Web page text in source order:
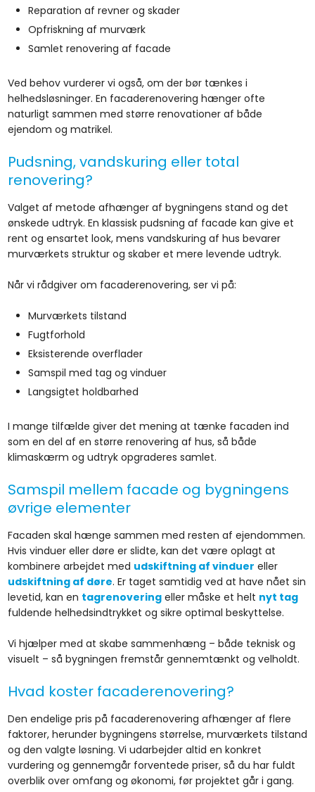
​Reparation af revner og skader
​Opfriskning af murværk
​Samlet renovering af facade
Ved behov vurderer vi også, om der bør tænkes i
helhedsløsninger. En facaderenovering hænger ofte
naturligt sammen med større renovationer af både
ejendom og matrikel.
Pudsning, vandskuring eller total
renovering?
Valget af metode afhænger af bygningens stand og det
ønskede udtryk. En klassisk pudsning af facade kan give et
rent og ensartet look, mens vandskuring af hus bevarer
murværkets struktur og skaber et mere levende udtryk.
Når vi rådgiver om facaderenovering, ser vi på:
​Murværkets tilstand
​Fugtforhold
​Eksisterende overflader
​Samspil med tag og vinduer
​Langsigtet holdbarhed
I mange tilfælde giver det mening at tænke facaden ind
som en del af en større renovering af hus, så både
klimaskærm og udtryk opgraderes samlet.​
Samspil mellem facade og bygningens
øvrige elementer
Facaden skal hænge sammen med resten af ejendommen.
Hvis vinduer eller døre er slidte, kan det være oplagt at
kombinere arbejdet med udskiftning af vinduer eller
udskiftning af døre. Er taget samtidig ved at have nået sin
levetid, kan en tagrenoveringeller måske et helt nyt tag
fuldende helhedsindtrykket og sikre optimal beskyttelse.
Vi hjælper med at skabe sammenhæng – både teknisk og
visuelt – så bygningen fremstår gennemtænkt og velholdt.
Hvad koster facaderenovering?
Den endelige pris på facaderenovering afhænger af flere
faktorer, herunder bygningens størrelse, murværkets tilstand
og den valgte løsning. Vi udarbejder altid en konkret
vurdering og gennemgår forventede priser, så du har fuldt
overblik over omfang og økonomi, før projektet går i gang.